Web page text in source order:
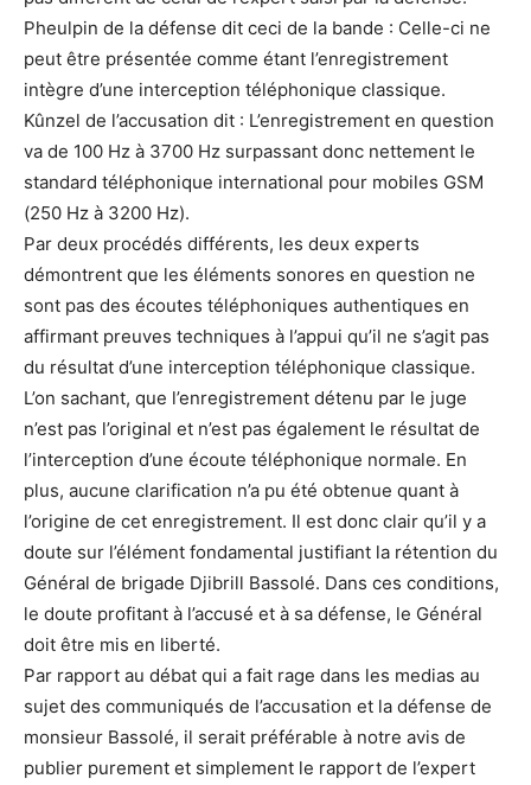
Pheulpin de la défense dit ceci de la bande : Celle-ci ne
peut être présentée comme étant l’enregistrement
intègre d’une interception téléphonique classique.
Kûnzel de l’accusation dit : L’enregistrement en question
va de 100 Hz à 3700 Hz surpassant donc nettement le
standard téléphonique international pour mobiles GSM
(250 Hz à 3200 Hz).
Par deux procédés différents, les deux experts
démontrent que les éléments sonores en question ne
sont pas des écoutes téléphoniques authentiques en
affirmant preuves techniques à l’appui qu’il ne s’agit pas
du résultat d’une interception téléphonique classique.
L’on sachant, que l’enregistrement détenu par le juge
n’est pas l’original et n’est pas également le résultat de
l’interception d’une écoute téléphonique normale. En
plus, aucune clarification n’a pu été obtenue quant à
l’origine de cet enregistrement. Il est donc clair qu’il y a
doute sur l’élément fondamental justifiant la rétention du
Général de brigade Djibrill Bassolé. Dans ces conditions,
le doute profitant à l’accusé et à sa défense, le Général
doit être mis en liberté.
Par rapport au débat qui a fait rage dans les medias au
sujet des communiqués de l’accusation et la défense de
monsieur Bassolé, il serait préférable à notre avis de
publier purement et simplement le rapport de l’expert